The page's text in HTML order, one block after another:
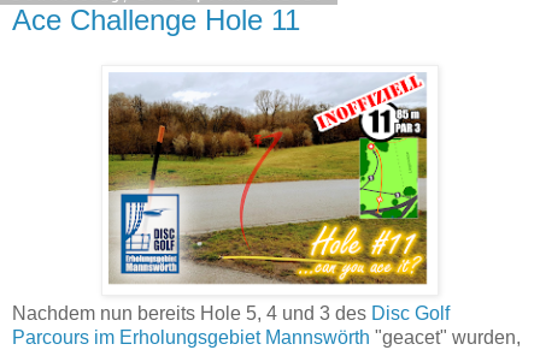
Ace Challenge Hole 11
Nachdem nun bereits Hole 5, 4 und 3 des Disc Golf
Parcours im Erholungsgebiet Mannswörth "geacet" wurden,